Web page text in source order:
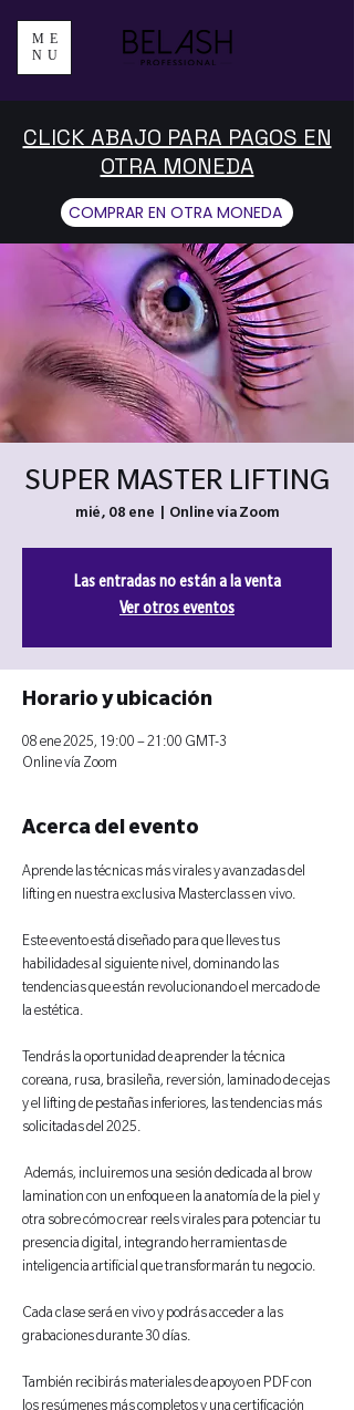
ME
NU
CLICK ABAJO PARA PAGOS EN
OTRA MONEDA
COMPRAR EN OTRA MONEDA
SUPER MASTER LIFTING
mié, 08 ene Online vía Zoom
Las entradas no están a la venta
Ver otros eventos
Horario y ubicación
08 ene 2025, 19:00 – 21:00 GMT-3
Online vía Zoom
Acerca del evento
Aprende las técnicas más virales y avanzadas del
lifting en nuestra exclusiva Masterclass en vivo.
Este evento está diseñado para que lleves tus
habilidades al siguiente nivel, dominando las
tendencias que están revolucionando el mercado de
la estética.
Tendrás la oportunidad de aprender la técnica
coreana, rusa, brasileña, reversión, laminado de cejas
y el lifting de pestañas inferiores, las tendencias más
solicitadas del 2025.
lamination con un enfoque en la anatomía de la piel y
otra sobre cómo crear reels virales para potenciar tu
presencia digital, integrando herramientas de
inteligencia artificial que transformarán tu negocio.
Cada clase será en vivo y podrás acceder a las
grabaciones durante 30 días.
También recibirás materiales de apoyo en PDF con